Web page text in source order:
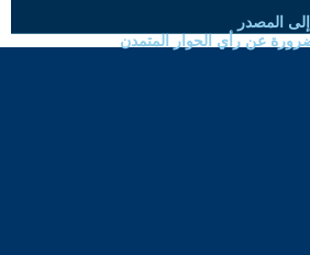
المصدر
عن رأي الحوار المتمدن